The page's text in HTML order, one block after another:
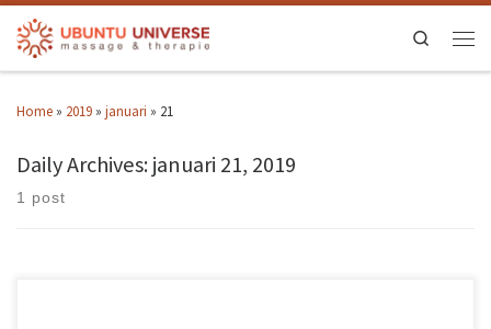
Search
Home » 2019 » januari » 21
Daily Archives:januari 21, 2019
1 post